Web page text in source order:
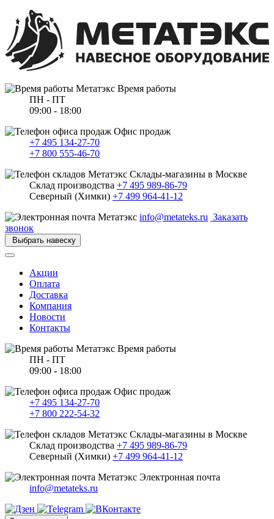
Время работы
ПН - ПТ
09:00 - 18:00
Офис продаж
+7 495 134-27-70
+7 800 555-46-70
Склады-магазины в Москве
Склад производства +7 495 989-86-79
Северный (Химки) +7 499 964-41-12
info@metateks.ru Заказать
звонок
Выбрать навеску
Акции
Оплата
Доставка
Компания
Новости
Контакты
Время работы
ПН - ПТ
09:00 - 18:00
Офис продаж
+7 495 134-27-70
+7 800 222-54-32
Склады-магазины в Москве
Склад производства +7 495 989-86-79
Северный (Химки) +7 499 964-41-12
Электронная почта
info@metateks.ru